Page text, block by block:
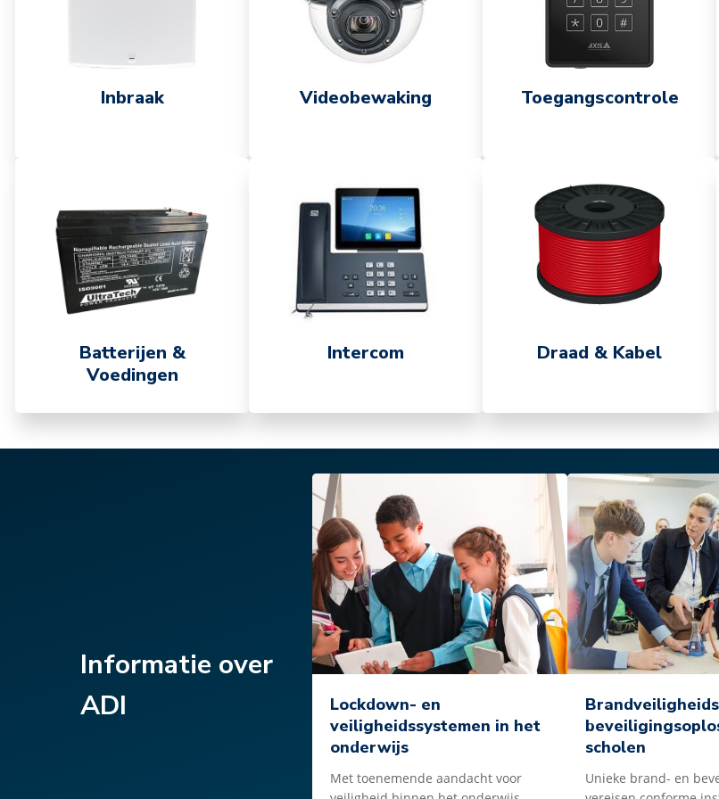
Inbraak Videobewaking Toegangscontrole
Batterijen &
Voedingen
Intercom Draad & Kabel
Informatie over
ADI
Lockdown- en
veiligheidssystemen in het
onderwijs
Met toenemende aandacht voor
scholen
Unieke brand- en